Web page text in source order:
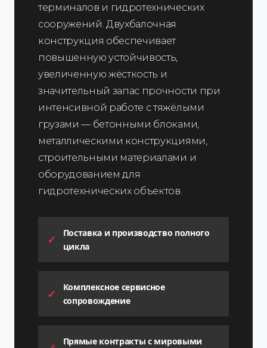
терминалов и гидротехнических
сооружений. Двухбалочная
конструкция обеспечивает
повышенную устойчивость,
увеличенную жёсткость и
значительный запас прочности при
интенсивной работе с тяжёлыми
грузами — бетонными блоками,
металлическими конструкциями,
строительными материалами и
оборудованием для
гидротехнических объектов.
Поставка и производство полного
цикла
Комплексное сервисное
сопровождение
Прямые контракты с мировыми